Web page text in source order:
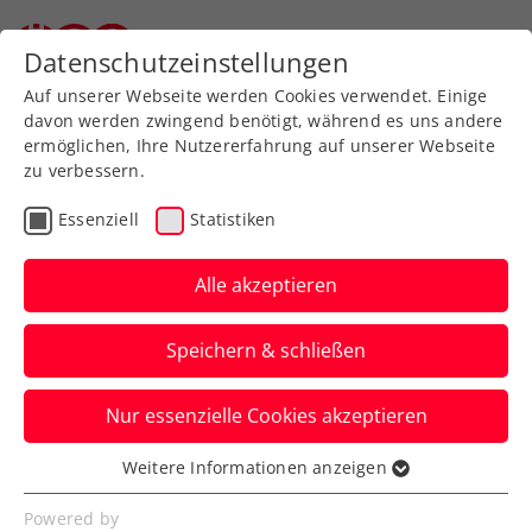
ÖTV Rangliste
ITN
ÖTV Seniors-Race
Rangliste filtern
Suchen
Datenschutzeinstellungen
Auf unserer Webseite werden Cookies verwendet. Einige
davon werden zwingend benötigt, während es uns andere
ermöglichen, Ihre Nutzererfahrung auf unserer Webseite
zu verbessern.
Essenziell Statistiken
Alle akzeptieren
Speichern & schließen
Nur essenzielle Cookies akzeptieren
Essenziell
Essenzielle Cookies werden für grundlegende
Weitere Informationen anzeigen
Powered by